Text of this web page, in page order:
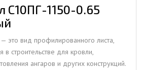
С10ПГ-1150-0.65
— это вид профилированного листа,
в строительстве для кровли,
ангаров и других конструкций.